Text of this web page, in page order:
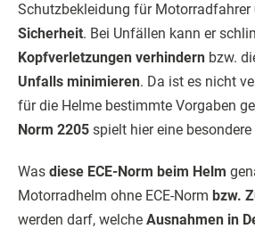
Schutzbekleidung für Motorradfahrer
Sicherheit. Bei Unfällen kann er
Kopfverletzungen verhindern bzw.
Unfalls minimieren. Da ist es nicht
für die Helme bestimmte Vorgaben
Norm 2205 spielt hier eine besondere
Was diese ECE-Norm beim Helm
Motorradhelm ohne ECE-Norm bzw.
werden darf, welche Ausnahmen in